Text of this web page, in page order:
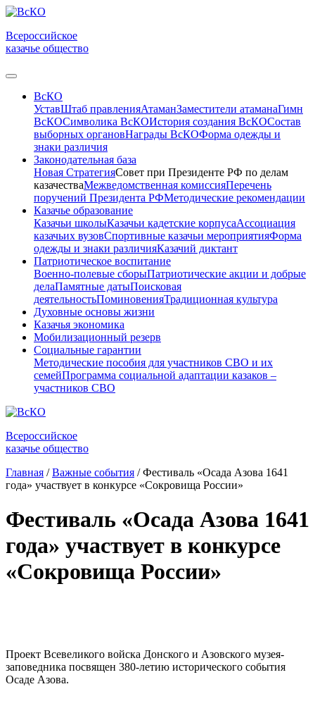
Всероссийское
казачье общество
ВсКО
УставШтаб правленияАтаманЗаместители атаманаГимн
ВсКОСимволика ВсКОИстория создания ВсКОСостав
выборных органовНаграды ВсКОФорма одежды и
знаки различия
Законодательная база
Новая СтратегияСовет при Президенте РФ по делам
казачестваМежведомственная комиссияПеречень
поручений Президента РФМетодические рекомендации
Казачье образование
Казачьи школыКазачьи кадетские корпусаАссоциация
казачьих вузовСпортивные казачьи мероприятияФорма
одежды и знаки различияКазачий диктант
Патриотическое воспитание
Военно-полевые сборыПатриотические акции и добрые
делаПамятные датыПоисковая
деятельностьПоминовенияТрадиционная культура
Духовные основы жизни
Казачья экономика
Мобилизационный резерв
Социальные гарантии
Методические пособия для участников СВО и их
семейПрограмма социальной адаптации казаков –
участников СВО
Всероссийское
казачье общество
Главная / Важные события / Фестиваль «Осада Азова 1641
года» участвует в конкурсе «Сокровища России»
Фестиваль «Осада Азова 1641
года» участвует в конкурсе
«Сокровища России»
Проект Всевеликого войска Донского и Азовского музея-
заповедника посвящен 380-летию исторического события
Осаде Азова.